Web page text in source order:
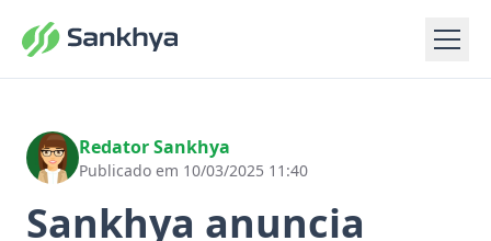
Redator Sankhya
Publicado em 10/03/2025 11:40
Sankhya anuncia